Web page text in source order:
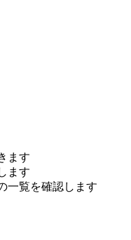
ます
ます
一覧を確認します